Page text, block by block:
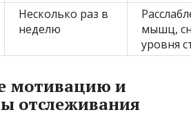
Несколько раз в
неделю
мышц,
уровня
мотивацию и
отслеживания